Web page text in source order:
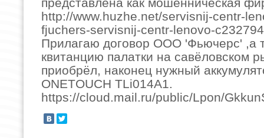
http://www.huzhe.net/servisnij-centr-
fjuchers-servisnij-centr-lenovo-c232794
Прилагаю договор ООО 'Фьючерс' ,а
квитанцию палатки на савёловском
приобрёл, наконец нужный
ONETOUCH TLi014A1.
https://cloud.mail.ru/public/Lpon/